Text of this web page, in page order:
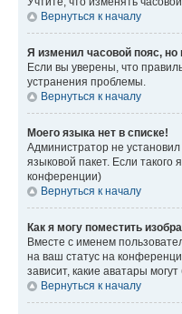
Вернуться к началу
Я изменил часовой пояс,
Если вы уверены, что
устранения проблемы.
Вернуться к началу
Моего языка нет в списке!
Администратор не
языковой пакет. Если
конференции)
Вернуться к началу
Как я могу поместить
Вместе с именем
на ваш статус на
зависит, какие аватары
Вернуться к началу